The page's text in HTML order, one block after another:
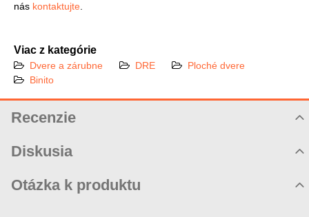
nás kontaktujte
Viac z kategórie
Dvere a zárubne DRE
Ploché dvere
Binito
Recenzie
Diskusia
Zatiaľ nie sú žiadne komentáre! Buďte prvý!
Otázka k produktu